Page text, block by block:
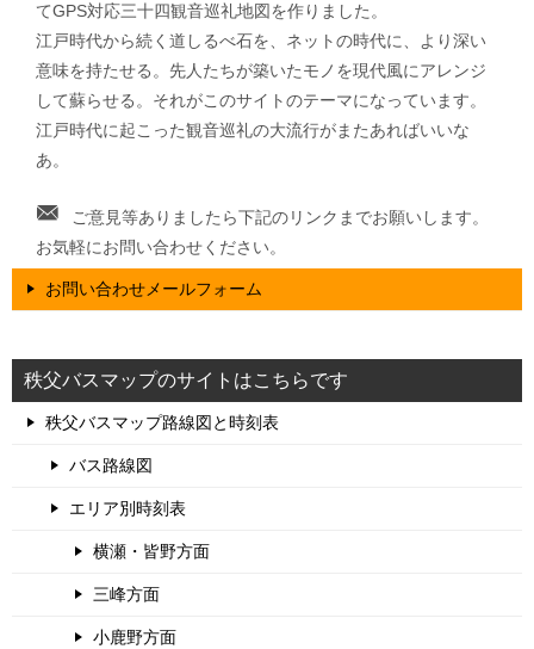
てGPS対応三十四観音巡礼地図を作りました。
江戸時代から続く道しるべ石を、ネットの時代に、より深い
意味を持たせる。先人たちが築いたモノを現代風にアレンジ
して蘇らせる。それがこのサイトのテーマになっています。
江戸時代に起こった観音巡礼の大流行がまたあればいいな
あ。
ご意見等ありましたら下記のリンクまでお願いします。
お気軽にお問い合わせください。
お問い合わせメールフォーム
秩父バスマップのサイトはこちらです
秩父バスマップ路線図と時刻表
バス路線図
エリア別時刻表
横瀬・皆野方面
三峰方面
小鹿野方面